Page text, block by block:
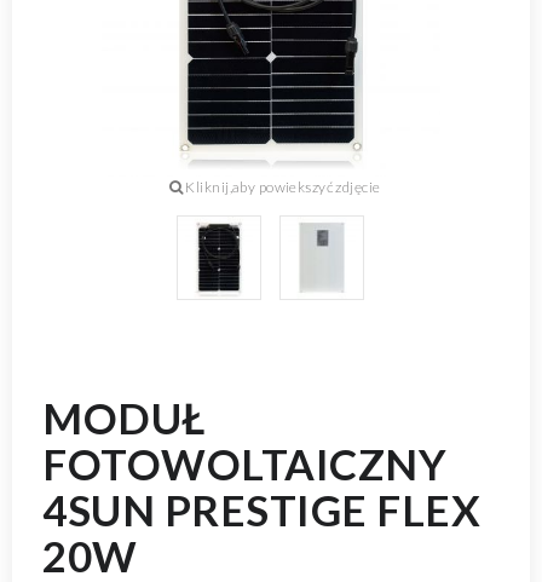
MODUŁ
FOTOWOLTAICZNY
4SUN PRESTIGE FLEX
20W